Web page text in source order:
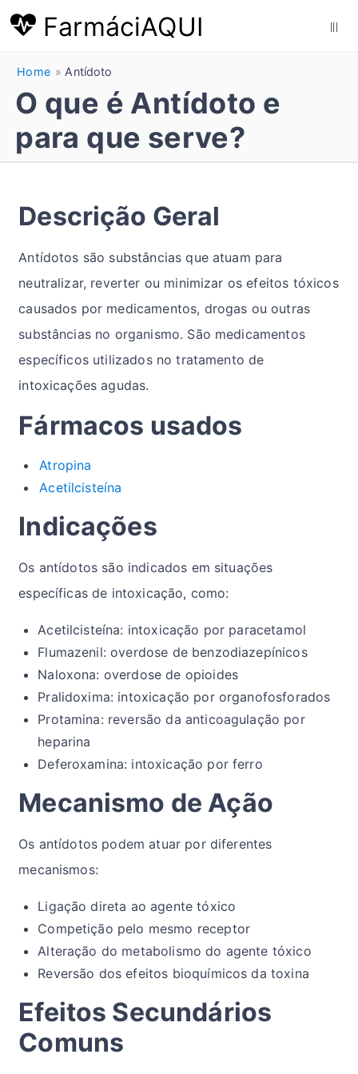
FarmáciAQUI
Home Antídoto
O que é Antídoto e
para que serve?
Descrição Geral
Antídotos são substâncias que atuam para
neutralizar, reverter ou minimizar os efeitos tóxicos
causados por medicamentos, drogas ou outras
substâncias no organismo. São medicamentos
específicos utilizados no tratamento de
intoxicações agudas.
Fármacos usados
Atropina
Acetilcisteína
Indicações
Os antídotos são indicados em situações
específicas de intoxicação, como:
Acetilcisteína: intoxicação por paracetamol
Flumazenil: overdose de benzodiazepínicos
Naloxona: overdose de opioides
Pralidoxima: intoxicação por organofosforados
Protamina: reversão da anticoagulação por
heparina
Deferoxamina: intoxicação por ferro
Mecanismo de Ação
Os antídotos podem atuar por diferentes
mecanismos:
Ligação direta ao agente tóxico
Competição pelo mesmo receptor
Alteração do metabolismo do agente tóxico
Reversão dos efeitos bioquímicos da toxina
Efeitos Secundários
Comuns